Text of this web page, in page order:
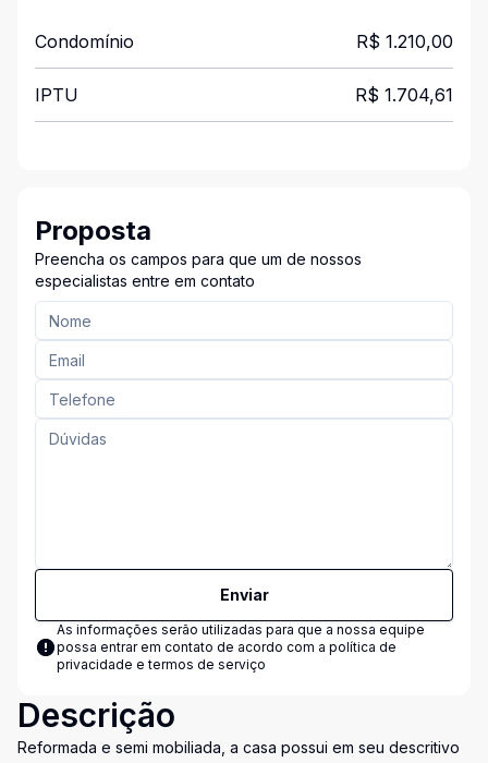
Condomínio R$ 1.210,00
IPTU R$ 1.704,61
Proposta
Preencha os campos para que um de nossos
especialistas entre em contato
Enviar
As informações serão utilizadas para que a nossa equipe
possa entrar em contato de acordo com a política de
privacidade e termos de serviço
Descrição
Reformada e semi mobiliada, a casa possui em seu descritivo